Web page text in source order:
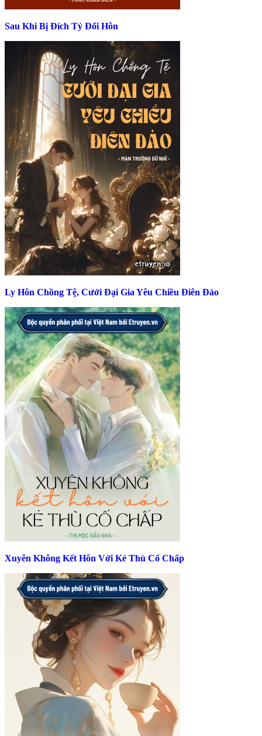
Sau Khi Bị Đích Tỷ Đổi Hôn
Ly Hôn Chồng Tệ, Cưới Đại Gia Yêu Chiều Điên Đảo
Xuyên Không Kết Hôn Với Kẻ Thù Cố Chấp